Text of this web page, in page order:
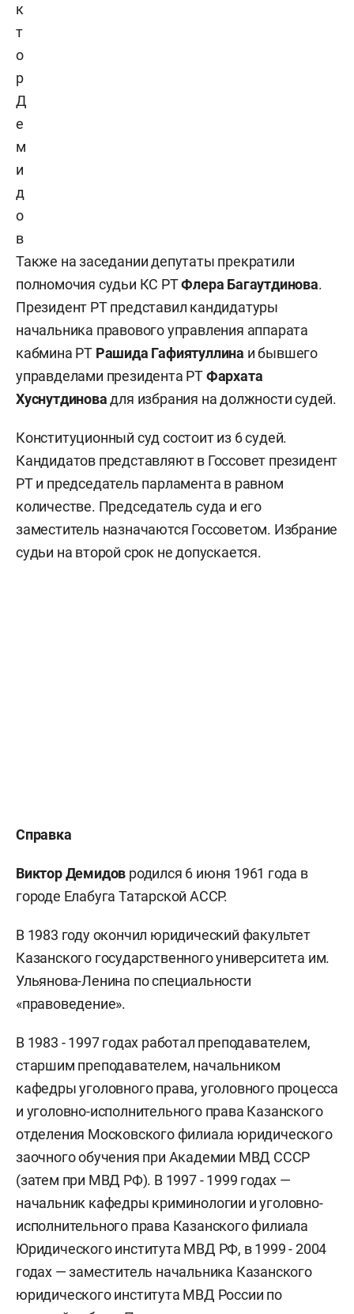
к
т
о
р
Д
е
м
и
д
о
в
Также на заседании депутаты прекратили
полномочия судьи КС РТФлера Багаутдинова.
Президент РТ представил кандидатуры
начальника правового управления аппарата
кабмина РТ Рашида Гафиятуллина и бывшего
управделами президента РТФархата
Хуснутдиновадля избрания на должности судей.
Конституционный суд состоит из 6 судей.
Кандидатов представляют в Госсовет президент
РТ и председатель парламента в равном
количестве. Председатель суда и его
заместитель назначаются Госсоветом. Избрание
судьи на второй срок не допускается.
Справка
Виктор Демидов родился 6 июня 1961 года в
городе Елабуга Татарской АССР.
В 1983 году окончил юридический факультет
Казанского государственного университета им.
Ульянова-Ленина по специальности
«правоведение».
В 1983 - 1997 годах работал преподавателем,
старшим преподавателем, начальником
кафедры уголовного права, уголовного процесса
и уголовно-исполнительного права Казанского
отделения Московского филиала юридического
заочного обучения при Академии МВД СССР
(затем при МВД РФ). В 1997 - 1999 годах —
начальник кафедры криминологии и уголовно-
исполнительного права Казанского филиала
Юридического института МВД РФ, в 1999 - 2004
годах — заместитель начальника Казанского
юридического института МВД России по